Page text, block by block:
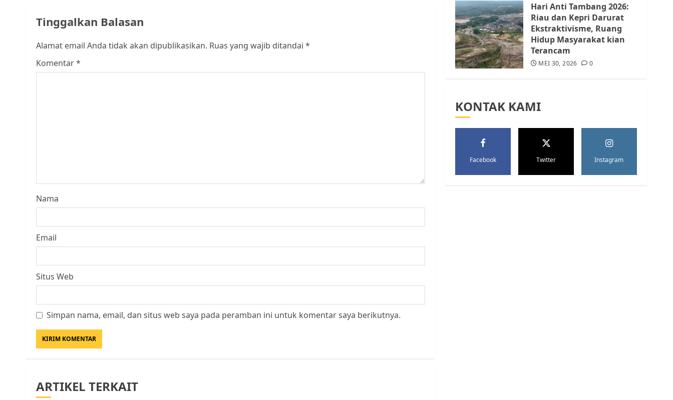
Tinggalkan Balasan
Alamat email Anda tidak akan dipublikasikan. Ruas yang wajib ditandai *
Komentar*
Nama
Email
Situs Web
Simpan nama, email, dan situs web saya pada peramban ini untuk komentar saya berikutnya.
ARTIKEL TERKAIT
Hari Anti Tambang 2026:
Riau dan Kepri Darurat
Ekstraktivisme, Ruang
Hidup Masyarakat kian
Terancam
MEI 30, 2026 0
KONTAK KAMI
Facebook Twitter Instagram